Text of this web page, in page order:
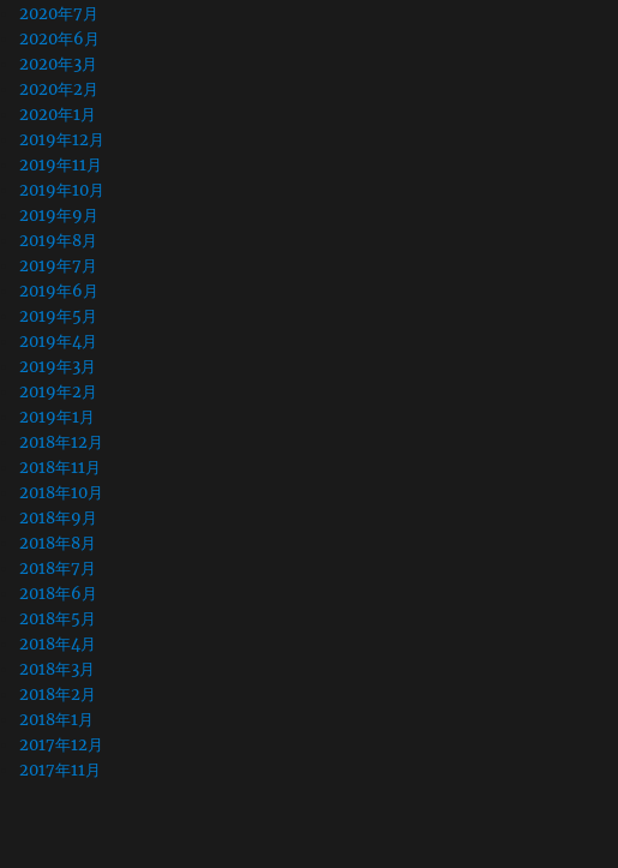
2020年7月
2020年6月
2020年3月
2020年2月
2020年1月
2019年12月
2019年11月
2019年10月
2019年9月
2019年8月
2019年7月
2019年6月
2019年5月
2019年4月
2019年3月
2019年2月
2019年1月
2018年12月
2018年11月
2018年10月
2018年9月
2018年8月
2018年7月
2018年6月
2018年5月
2018年4月
2018年3月
2018年2月
2018年1月
2017年12月
2017年11月